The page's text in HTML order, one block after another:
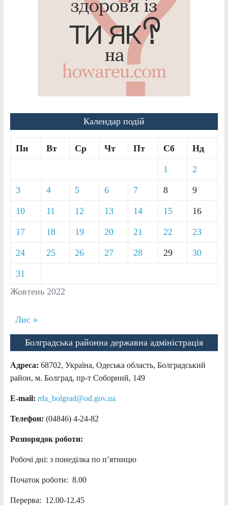
Календар подій
Жовтень 2022
Пн Вт Ср Чт Пт Сб Нд
1 2
3 4 5 6 7 8 9
10 11 12 13 14 15 16
17 18 19 20 21 22 23
24 25 26 27 28 29 30
31
Лис »
Болградська районна державна адміністрація
Адреса: 68702, Україна, Одеська область, Болградський
район, м. Болград, пр-т Соборний, 149
E-mail: rda_bolgrad@od.gov.ua
Телефон: (04846) 4-24-82
Розпорядок роботи:
Робочі дні: з понеділка по п’ятницю
Початок роботи: 8.00
Перерва: 12.00-12.45